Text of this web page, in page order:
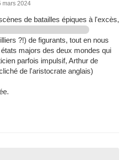
mars 2024
de batailles épiques à l'excès,
?!) de figurants, tout en nous
majors des deux mondes qui
parfois impulsif, Arthur de
de l'aristocrate anglais)